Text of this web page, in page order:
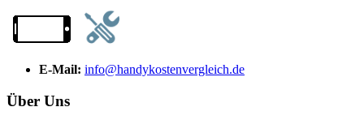
E-Mail: info@handykostenvergleich.de
Über Uns